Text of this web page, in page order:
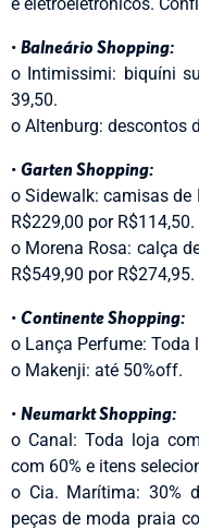
• Balneário Shopping:
o Intimissimi: biquíni
39,50.
o Altenburg: descontos
• Garten Shopping:
o Sidewalk: camisas de
R$229,00 por R$114,50.
o Morena Rosa: calça
R$549,90 por
• Continente Shopping:
o Lança Perfume: Toda
o Makenji: até 50%off.
• Neumarkt Shopping:
o Canal: Toda loja
com 60% e itens
o Cia. Marítima: 30%
peças de moda praia